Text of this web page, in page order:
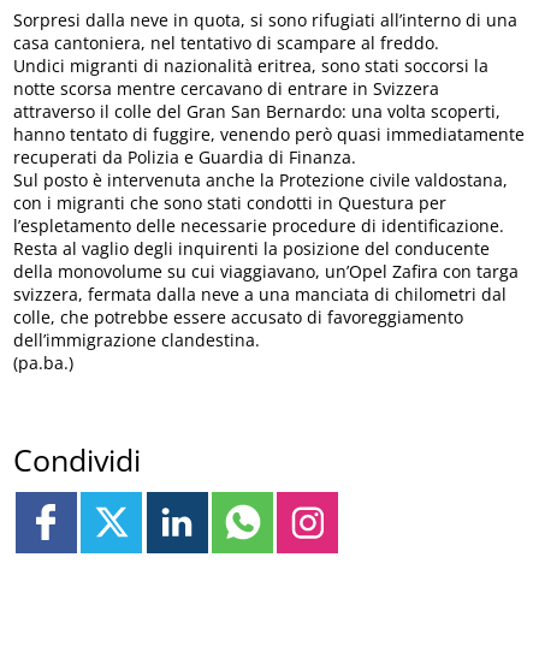
Sorpresi dalla neve in quota, si sono rifugiati all’interno di una
casa cantoniera, nel tentativo di scampare al freddo.
Undici migranti di nazionalità eritrea, sono stati soccorsi la
notte scorsa mentre cercavano di entrare in Svizzera
attraverso il colle del Gran San Bernardo: una volta scoperti,
hanno tentato di fuggire, venendo però quasi immediatamente
recuperati da Polizia e Guardia di Finanza.
Sul posto è intervenuta anche la Protezione civile valdostana,
con i migranti che sono stati condotti in Questura per
l’espletamento delle necessarie procedure di identificazione.
Resta al vaglio degli inquirenti la posizione del conducente
della monovolume su cui viaggiavano, un’Opel Zafira con targa
svizzera, fermata dalla neve a una manciata di chilometri dal
colle, che potrebbe essere accusato di favoreggiamento
dell’immigrazione clandestina.
(pa.ba.)
Condividi